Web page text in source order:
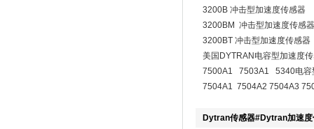
3200B 冲击型加速度传感器
3200BM 冲击型加速度传感器
3200BT 冲击型加速度传感器
美国DYTRAN电容型加速度
7500A1 7503A1 5340电容
7504A1 7504A2 7504A3
Dytran传感器#Dytran加速度